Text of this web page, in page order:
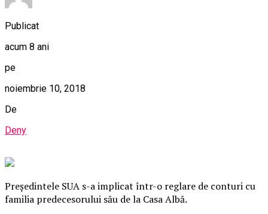
Publicat
acum 8 ani
pe
noiembrie 10, 2018
De
Deny
Președintele SUA s-a implicat într-o reglare de conturi cu
familia predecesorului său de la Casa Albă.